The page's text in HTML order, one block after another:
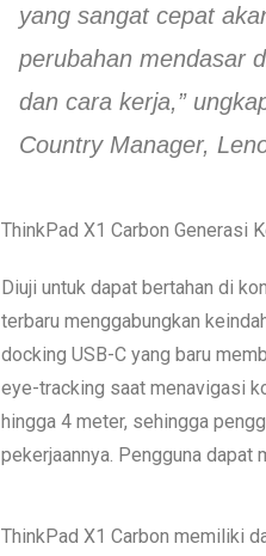
yang sangat cepat
perubahan mendasar
dan cara kerja,”
Country Manager,
ThinkPad X1 Carbon Generasi
Diuji untuk dapat bertahan di
terbaru menggabungkan
docking USB-C yang baru
eye-tracking saat menavigasi
hingga 4 meter, sehingga
pekerjaannya. Pengguna dapat
ThinkPad X1 Carbon memiliki